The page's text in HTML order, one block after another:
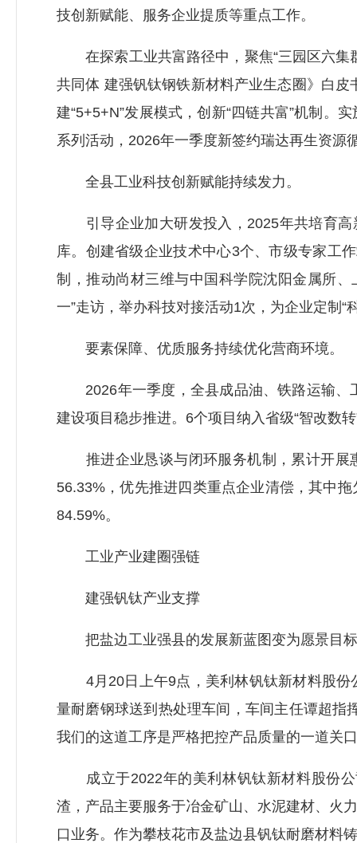
技创新赋能、服务企业提质等重点工作。
在探索工业共富路径中，聚焦“三园区六集
共同体 建强钒钛钢铁新材料产业生态圈》白
建“5+5+N”发展模式，创新“四链共富”机制。
系列活动，2026年一季度新签约瑞达再生资源
全县工业科技创新赋能持续发力。
引导企业加大研发投入，2025年共培育高
库。创建省级企业技术中心3个、市级专家工
制，推动尚材三维与中国科学院沈阳金属所
一”走访，举办科技对接活动1次，为企业定制
要素保障、优质服务持续优化营商环境。
2026年一季度，全县成品油、铁路运输、
建设项目稳步推进。6个项目纳入省级“智改数
推进企业恳谈与闭环服务机制，累计开展
56.33%，优先推进四类重点企业清偿，其中
84.59%。
工业产业建圈强链
建强钒钛产业支撑
把盐边工业强县的发展新蓝图变为愿景目标
4月20日上午9点，美利林钒钛新材料股份
量耐磨钢球送到热处理车间，车间主任谭超指
我们的这道工序是严格把控产品质量的一道关
成立于2022年的美利林钒钛新材料股份公
渣，产品主要服务于冶金矿山、水泥建材、火
口业务。作为攀枝花市及盐边县钒钛耐磨材料